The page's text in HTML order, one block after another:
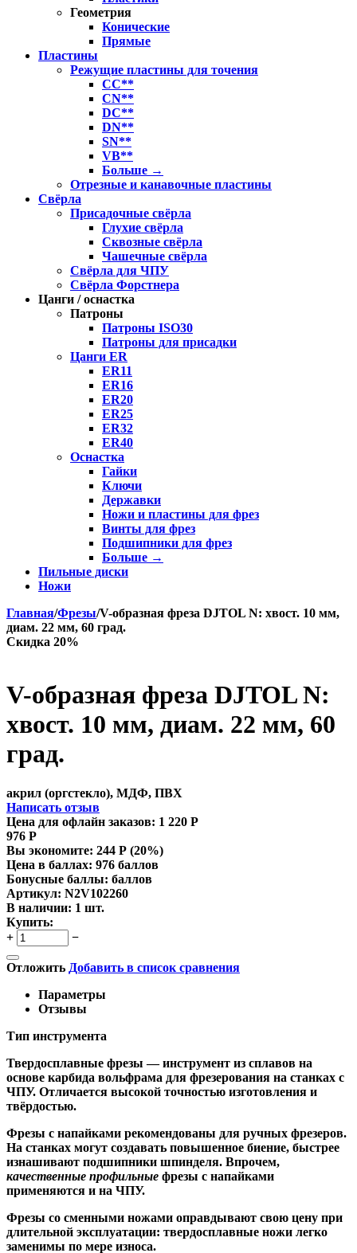
Геометрия
Конические
Прямые
Пластины
Режущие пластины для точения
CC**
CN**
DC**
DN**
SN**
VB**
Больше →
Отрезные и канавочные пластины
Свёрла
Присадочные свёрла
Глухие свёрла
Сквозные свёрла
Чашечные свёрла
Свёрла для ЧПУ
Свёрла Форстнера
Цанги / оснастка
Патроны
Патроны ISO30
Патроны для присадки
Цанги ER
ER11
ER16
ER20
ER25
ER32
ER40
Оснастка
Гайки
Ключи
Державки
Ножи и пластины для фрез
Винты для фрез
Подшипники для фрез
Больше →
Пильные диски
Ножи
Главная/Фрезы/V-образная фреза DJTOL N: хвост. 10 мм,
диам. 22 мм, 60 град.
Скидка 20%
V-образная фреза DJTOL N:
хвост. 10 мм, диам. 22 мм, 60
град.
акрил (оргстекло), МДФ, ПВХ
Написать отзыв
Цена для офлайн заказов: 1 220 Р
976 Р
Вы экономите: 244 Р (20%)
Цена в баллах: 976 баллов
Бонусные баллы: баллов
Артикул: N2V102260
В наличии: 1 шт.
Купить:
+
−
Отложить Добавить в список сравнения
Параметры
Отзывы
Тип инструмента
Твердосплавные фрезы — инструмент из сплавов на
основе карбида вольфрама для фрезерования на станках с
ЧПУ. Отличается высокой точностью изготовления и
твёрдостью.
Фрезы с напайками рекомендованы для ручных фрезеров.
На станках могут создавать повышенное биение, быстрее
изнашивают подшипники шпинделя. Впрочем,
качественные профильные фрезы с напайками
применяются и на ЧПУ.
Фрезы со сменными ножами оправдывают свою цену при
длительной эксплуатации: твердосплавные ножи легко
заменимы по мере износа.